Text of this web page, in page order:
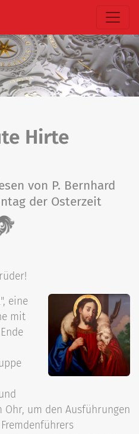
Hirte
von P. Bernhard
der Osterzeit
eine
mit
um den Ausführungen